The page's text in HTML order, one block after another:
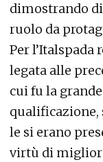
dimostrando
ruolo da
Per l’Italspada
legata alle
cui fu la
qualificazione,
le si erano
virtù di